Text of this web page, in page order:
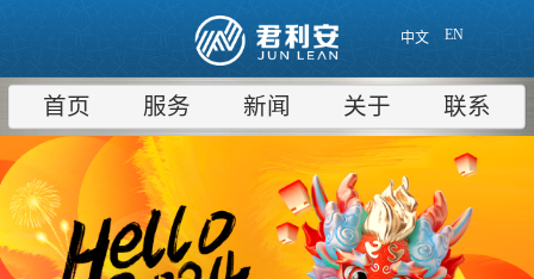
中文 EN
首页 服务 新闻 关于 联系